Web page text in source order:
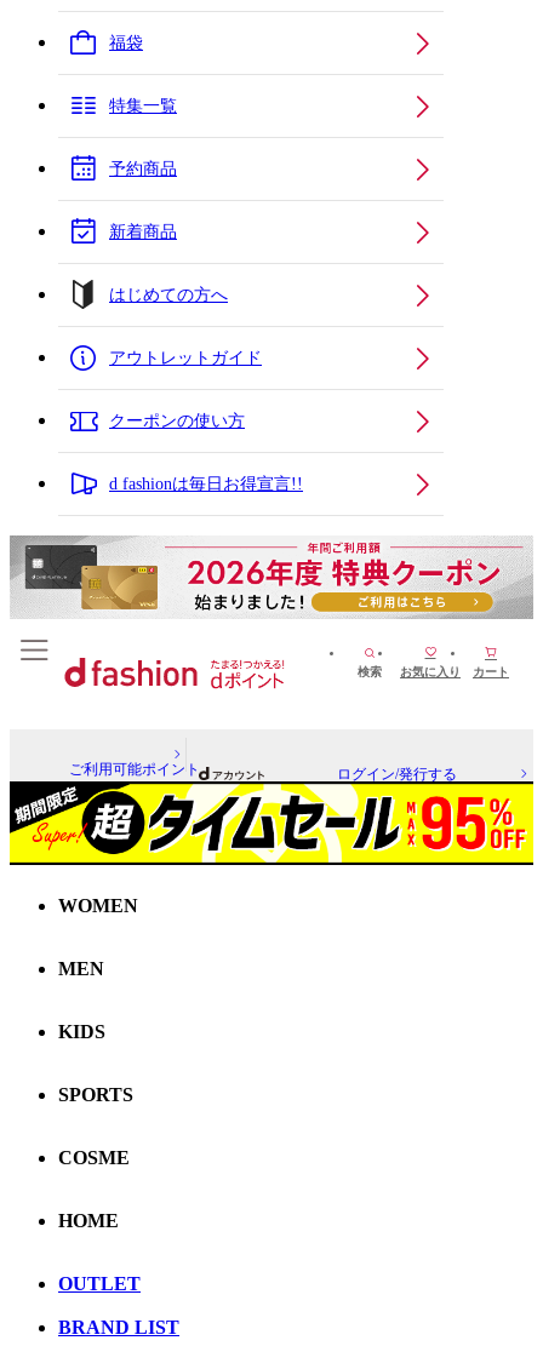
福袋
特集一覧
予約商品
新着商品
はじめての方へ
アウトレットガイド
クーポンの使い方
d fashionは毎日お得宣言!!
検索 お気に入り カート
ご利用可能ポイント ログイン/発行する
WOMEN
MEN
KIDS
SPORTS
COSME
HOME
OUTLET
BRAND LIST